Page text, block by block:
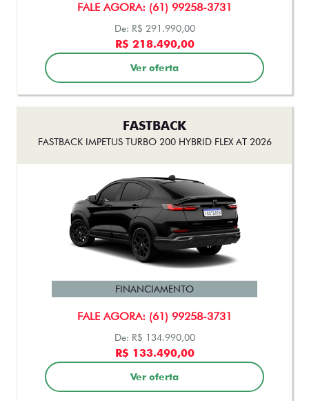
FALE AGORA: (61) 99258-3731
De: R$ 291.990,00
R$ 218.490,00
Ver oferta
FASTBACK
FASTBACK IMPETUS TURBO 200 HYBRID FLEX AT 2026
FALE AGORA: (61) 99258-3731
FINANCIAMENTO
De: R$ 134.990,00
R$ 133.490,00
Ver oferta